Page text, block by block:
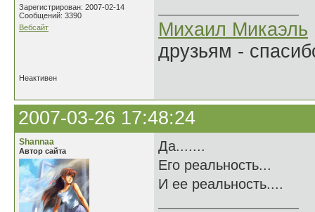
Зарегистрирован: 2007-02-14
Сообщений: 3390
Вебсайт
Михаил Микаэль
друзьям -
Неактивен
2007-03-26 17:48:24
Shannaa
Автор сайта
Да.......
Его реальность...
И ее реальность....